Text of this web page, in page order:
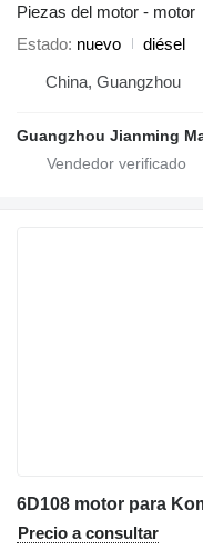
Piezas del motor - motor
Estado nuevo
diésel
China, Guangzhou
6D108 motor para
Precio a consultar